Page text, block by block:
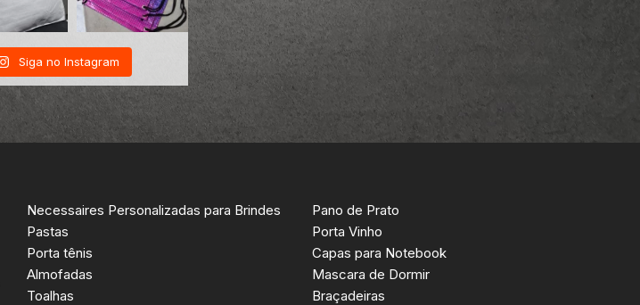
Siga no Instagram
Necessaires Personalizadas para Brindes
Pastas
Porta tênis
Almofadas
Toalhas
Pano de Prato
Porta Vinho
Capas para Notebook
Mascara de Dormir
Braçadeiras